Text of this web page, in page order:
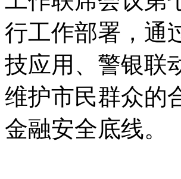
行工作部署，通
技应用、警银联
维护市民群众的
金融安全底线。